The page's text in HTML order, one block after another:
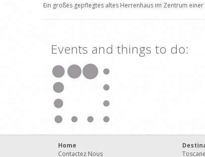
Ein großes gepflegtes altes Herrenhaus im Zentrum einer
Events and things to do:
Home
Contactez Nous
Toscane